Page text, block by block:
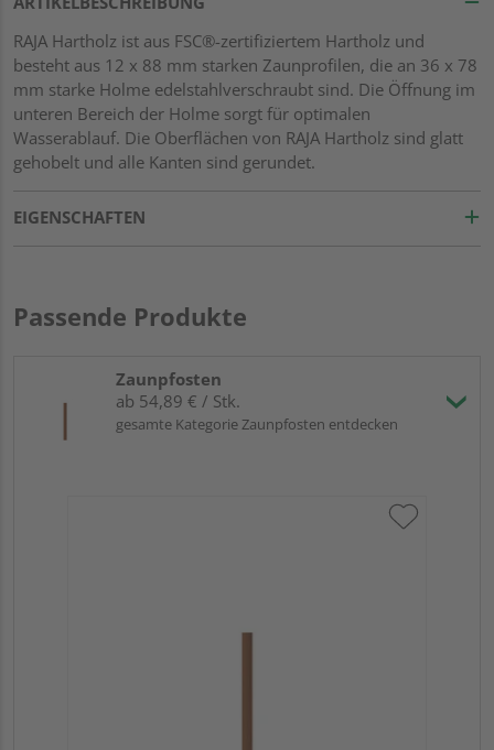
RAJA Hartholz ist aus FSC®-zertifiziertem Hartholz und
besteht aus 12 x 88 mm starken Zaunprofilen, die an 36 x 78
mm starke Holme edelstahlverschraubt sind. Die Öffnung im
unteren Bereich der Holme sorgt für optimalen
Wasserablauf. Die Oberflächen von RAJA Hartholz sind glatt
gehobelt und alle Kanten sind gerundet.
EIGENSCHAFTEN
Passende Produkte
Zaunpfosten
ab 54,89 € / Stk.
gesamte Kategorie Zaunpfosten entdecken